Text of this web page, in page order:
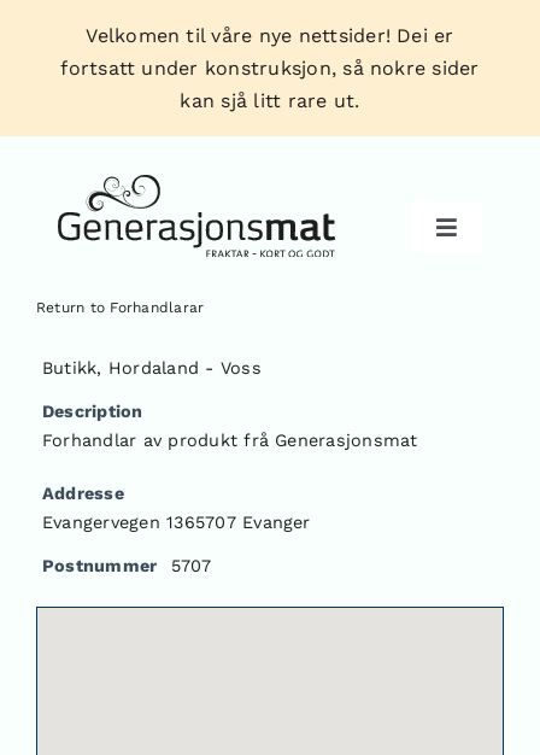
content
Velkomen til våre nye nettsider! Dei er
fortsatt under konstruksjon, så nokre sider
kan sjå litt rare ut.
Toggle
Forhandlarar
Tips & triks
Om oss
Return to Forhandlarar
Butikk, Hordaland - Voss
Description
Forhandlar av produkt frå Generasjonsmat
Addresse
Evangervegen 1365707 Evanger
Postnummer 5707